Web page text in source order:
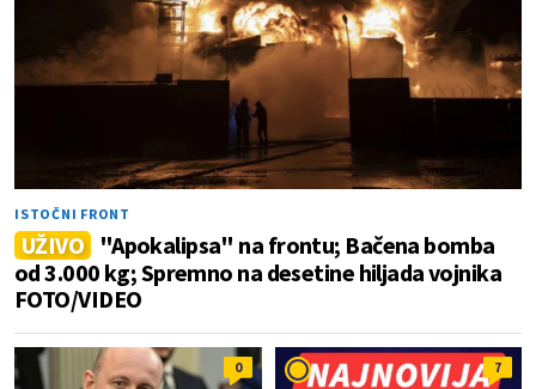
ISTOČNI FRONT
UŽIVO "Apokalipsa" na frontu; Bačena bomba
od 3.000 kg; Spremno na desetine hiljada vojnika
FOTO/VIDEO
0 7